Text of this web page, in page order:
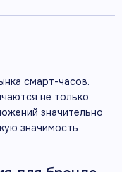
смарт-часов.
не только
значительно
значимость